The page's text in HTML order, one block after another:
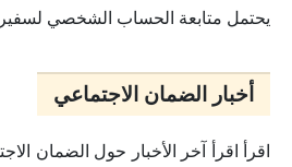
يحتمل متابعة الحساب الشخصي
أخبار الضمان الاجتماعي
اقرأ اقرأ آخر الأخبار حول الضمان